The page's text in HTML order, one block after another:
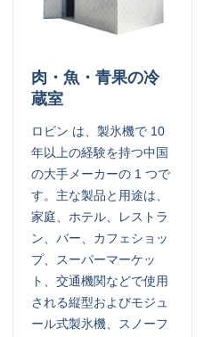
肉・魚・青果の冷
蔵室
ロビン は、製氷機で 10
年以上の経験を持つ中国
の大手メーカーの 1 つで
す。主な製品と用途は、
家庭、ホテル、レストラ
ン、バー、カフェショッ
プ、スーパーマーケッ
ト、交通機関などで使用
される縦型およびモジュ
ール式製氷機、スノーフ